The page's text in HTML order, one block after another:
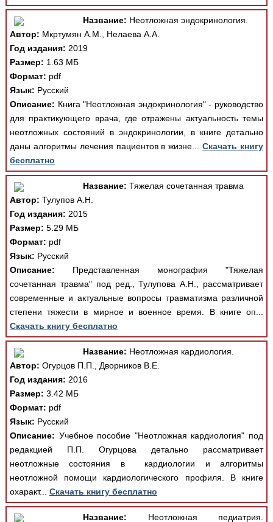
Название: Неотложная эндокринология.
Автор: Мкртумян А.М., Нелаева А.А.
Год издания: 2019
Размер: 1.63 МБ
Формат: pdf
Язык: Русский
Описание: Книга "Неотложная эндокринология" - руководство
для практикующего врача, где отражены актуальность темы
неотложных состояний в эндокринологии, в книге детально
даны алгоритмы лечения пациентов в жизне...Скачать книгу
бесплатно
Название: Тяжелая сочетанная травма
Автор: Тулупов А.Н.
Год издания: 2015
Размер: 5.29 МБ
Формат: pdf
Язык: Русский
Описание: Представленная монография "Тяжелая
сочетанная травма" под ред., Тулупова А.Н., рассматривает
современные и актуальные вопросы травматизма различной
степени тяжести в мирное и военное время. В книге оп...
Скачать книгу бесплатно
Название: Неотложная кардиология.
Автор: Огурцов П.П., Дворников В.Е.
Год издания: 2016
Размер: 3.42 МБ
Формат: pdf
Язык: Русский
Описание: Учебное пособие "Неотложная кардиология" под
редакцией П.П. Огурцова детально рассматривает
неотложные состояния в кардиологии и алгоритмы
неотложной помощи кардиологического профиля. В книге
охаракт... Скачать книгу бесплатно
Название: Неотложная педиатрия.